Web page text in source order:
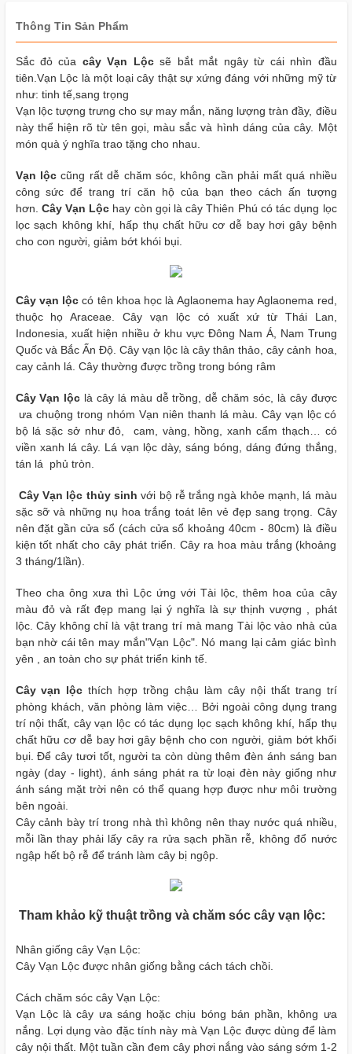
Thông Tin Sản Phẩm
Sắc đỏ của cây Vạn Lộcsẽ bắt mắt ngây từ cái nhìn đầu
tiên.Vạn Lộc là một loại cây thật sự xứng đáng với những mỹ từ
như: tinh tế,sang trọng
Vạn lộc tượng trưng cho sự may mắn, năng lượng tràn đầy, điều
này thể hiện rõ từ tên gọi, màu sắc và hình dáng của cây. Một
món quà ý nghĩa trao tặng cho nhau.
Vạn lộccũng rất dễ chăm sóc, không cần phải mất quá nhiều
công sức để trang trí căn hộ của bạn theo cách ấn tượng
hơn. Cây Vạn Lộc hay còn gọi là cây Thiên Phú có tác dụng lọc
lọc sạch không khí, hấp thụ chất hữu cơ dễ bay hơi gây bệnh
cho con người, giảm bớt khói bụi.
Cây vạn lộc có tên khoa học là Aglaonema hay Aglaonema red,
thuộc họ Araceae. Cây vạn lộc có xuất xứ từ Thái Lan,
Indonesia, xuất hiện nhiều ở khu vực Đông Nam Á, Nam Trung
Quốc và Bắc Ấn Độ. Cây vạn lộc là cây thân thảo, cây cảnh hoa,
cay cảnh lá. Cây thường được trồng trong bóng râm
Cây Vạn lộc là cây lá màu dễ trồng, dễ chăm sóc, là cây được
ưa chuộng trong nhóm Vạn niên thanh lá màu. Cây vạn lộc có
bộ lá sặc sở như đỏ,
cam, vàng, hồng, xanh cẩm thạch… có
viền xanh lá cây. Lá vạn lộc dày, sáng bóng, dáng đứng thắng,
tán lá phủ tròn.
Cây Vạn lộc thủy sinh với bộ rễ trắng ngà khỏe mạnh, lá màu
sặc sỡ và những nụ hoa trắng toát lên vẻ đẹp sang trọng. Cây
nên đặt gần cửa sổ (cách cửa sổ khoảng 40cm - 80cm) là điều
kiện tốt nhất cho cây phát triển. Cây ra hoa màu trắng (khoảng
3 tháng/1lần).
Theo cha ông xưa thì Lộc ứng với Tài lộc, thêm hoa của cây
màu đỏ và rất đẹp mang lại ý nghĩa là sự thịnh vượng , phát
lộc.Cây không chỉ là vật trang trí mà mang Tài lộc vào nhà của
bạn nhờ cái tên may mắn"Vạn Lộc". Nó mang lại cảm giác bình
yên , an toàn cho sự phát triển kinh tế.
Cây vạn lộc thích hợp trồng chậu làm cây nội thất trang trí
phòng khách, văn phòng làm việc… Bởi ngoài công dụng trang
trí nội thất, cây vạn lộc có tác dụng lọc sạch không khí, hấp thụ
chất hữu cơ dễ bay hơi gây bệnh cho con người, giảm bớt khối
bụi.Để cây tươi tốt, người ta còn dùng thêm đèn ánh sáng ban
ngày (day - light), ánh sáng phát ra từ loại đèn này giống như
ánh sáng mặt trời nên có thể quang hợp được như môi trường
bên ngoài.
Cây cảnh bày trí trong nhà thì không nên thay nước quá nhiều,
mỗi lần thay phải lấy cây ra rửa sạch phần rễ, không đổ nước
ngập hết bộ rễ đểtránh làm cây bị ngộp.
Tham khảo kỹ thuật trồng và chăm sóc cây vạn lộc:
Nhân giống cây Vạn Lộc:
Cây Vạn Lộc được nhân giống bằng cách tách chồi.
Cách chăm sóc cây Vạn Lộc:
Vạn Lộc là cây ưa sáng hoặc chịu bóng bán phần, không ưa
nắng. Lợi dụng vào đặc tính này mà Vạn Lộc được dùng để làm
cây nội thất. Một tuần cần đem cây phơi nắng vào sáng sớm 1-2